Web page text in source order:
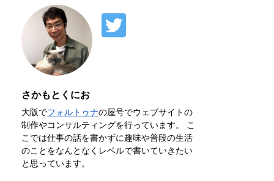
さかもとくにお
大阪でフォルトゥナの屋号でウェブサイトの
制作やコンサルティングを行っています。 こ
こでは仕事の話を書かずに趣味や普段の生活
のことをなんとなくレベルで書いていきたい
と思っています。